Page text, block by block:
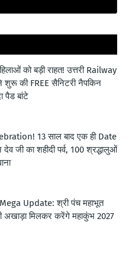
को बड़ी राहत! उत्तरी Railway
की FREE सैनिटरी नैपकिन
पैड बांटे
13 साल बाद एक ही Date
जी का शहीदी पर्व, 100 श्रद्धालुओं
Update: श्री पंच महाभूत
अखाड़ा मिलकर करेंगे महाकुंभ 2027